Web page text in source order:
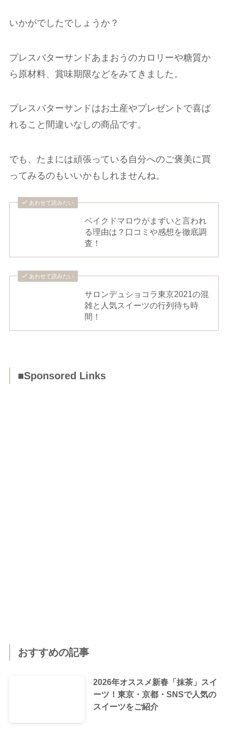
いかがでしたでしょうか？
プレスバターサンドあまおうのカロリーや糖質か
ら原材料、賞味期限などをみてきました。
プレスバターサンドはお土産やプレゼントで喜ば
れること間違いなしの商品です。
でも、たまには頑張っている自分へのご褒美に買
ってみるのもいいかもしれませんね。
あわせて読みたい
ベイクドマロウがまずいと言われ
る理由は？口コミや感想を徹底調
査！
あわせて読みたい
サロンデュショコラ東京2021の混
雑と人気スイーツの行列待ち時
間！
■Sponsored Links
おすすめの記事
2026年オススメ新春「抹茶」スイ
ーツ！東京・京都・SNSで人気の
スイーツをご紹介